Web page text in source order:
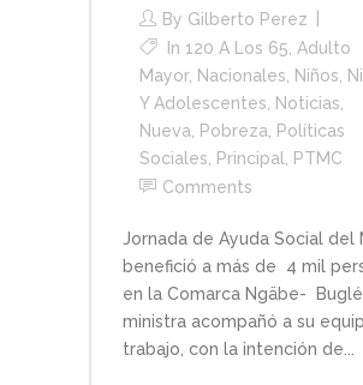
By Gilberto Perez
In 120 A Los 65 Adulto
Mayor, Nacionales
Niños,
Y Adolescentes
Noticias
Nueva
Pobreza
Políticas
Sociales
Principal
PTMC
Comments
Jornada de Ayuda Social del
benefició a más de 4 mil
en la Comarca Ngäbe-
ministra acompañó a su
trabajo, con la intención de...